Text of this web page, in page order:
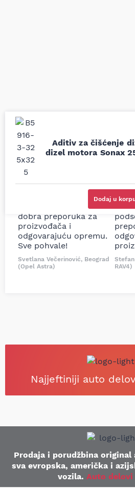
Aditiv za čišćenje
dizel
Dodaj u
Uporedila sam sve
moguće online
prodavnice auto delova
i definitivno najbolje
cene su ovde. Kupila
delove iz MD Auto. Uvek
dobra preporuka za
proizvođača i
odgovarajuću opremu.
Sve pohvale!
Svetlana Večerinović, Beograd
(Opel Astra)
RAV4)
Najjeftiniji auto
Prodaja i porudžbina original
sva evropska, američka i
vozila. Auto delovi